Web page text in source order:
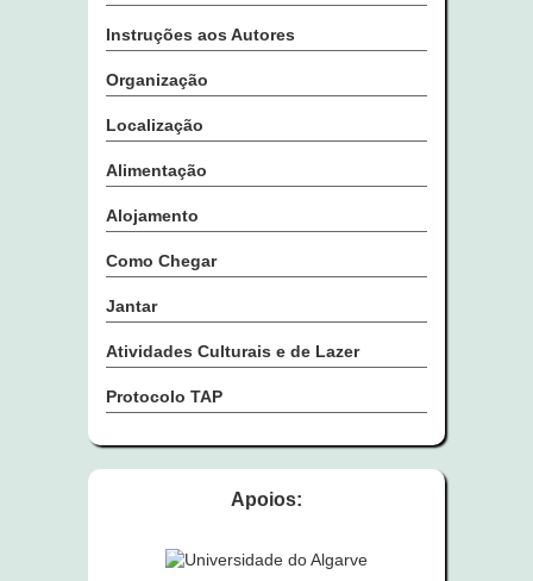
Instruções aos Autores
Organização
Localização
Alimentação
Alojamento
Como Chegar
Jantar
Atividades Culturais e de Lazer
Protocolo TAP
Apoios: